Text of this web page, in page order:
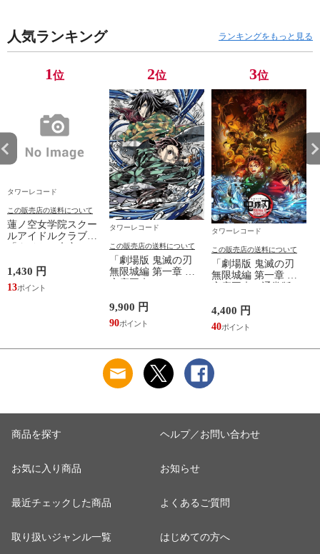
人気ランキング ランキングをもっと見る
1位
タワーレコード
この販売店の送料について
蓮ノ空女学院スクー
ルアイドルクラブ
「タイトル未定」
1,430 円
13
2位
タワーレコード
この販売店の送料について
「劇場版 鬼滅の刃
無限城編 第一章 猗
全生産限定版＞」
DVD
9,900 円
90
3位
タワーレコード
この販売店の送料について
「劇場版 鬼滅の刃
無限城編 第一章 猗
窩座再来＜通常版
4,400 円
40
商品を探す
お気に入り商品
最近チェックした商品
取り扱いジャンル一覧
ヘルプ／お問い合わせ
お知らせ
よくあるご質問
はじめての方へ